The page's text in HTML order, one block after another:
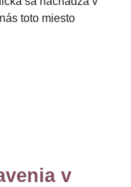
toto miesto
v